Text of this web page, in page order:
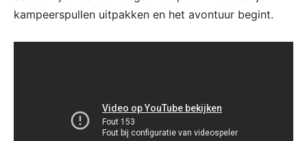
kampeerspullen uitpakken en het avontuur begint.